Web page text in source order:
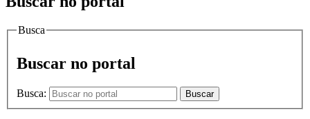
Busca
Buscar no portal
Busca: Buscar